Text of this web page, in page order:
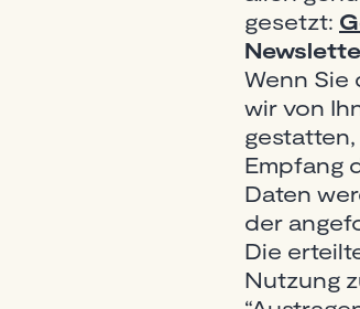
gesetzt:
Wenn
wir von
Empfang
Daten
der
Die
Nutzung